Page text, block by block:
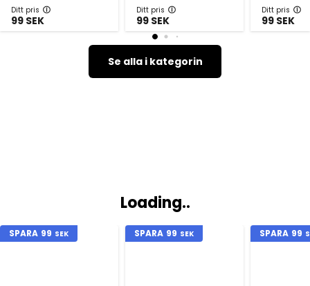
Ditt pris
99 SEK
Ditt pris
99 SEK
Ditt pris
99 SEK
Se alla i kategorin
Loading..
SPARA 99 SEK SPARA 99 SEK SPARA 99